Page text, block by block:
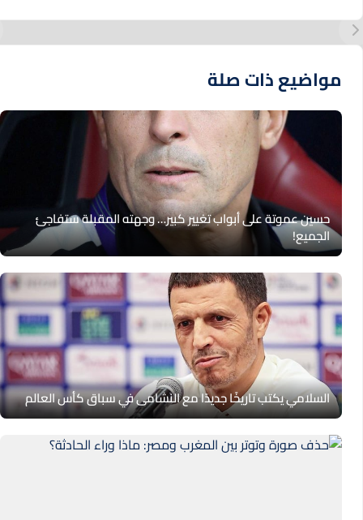
مواضيع ذات صلة
حسين عموتة على أبواب تغيير كبير… وجهته المقبلة ستفاجئ
الجميع!
السلامي يكتب تاريخًا جديدًا مع النشامى في سباق كأس العالم